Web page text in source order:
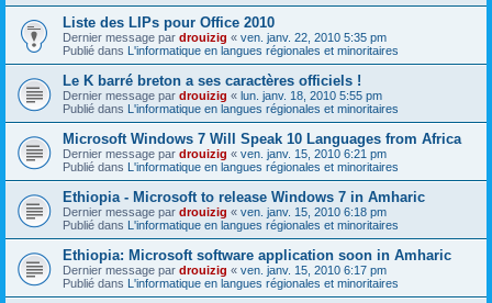
Liste des LIPs pour Office 2010
Dernier message par drouizig « ven. janv. 22, 2010 5:35 pm
Publié dans L'informatique en langues régionales et minoritaires
Le K barré breton a ses caractères officiels !
Dernier message par drouizig « lun. janv. 18, 2010 5:55 pm
Publié dans L'informatique en langues régionales et minoritaires
Microsoft Windows 7 Will Speak 10 Languages from Africa
Dernier message par drouizig « ven. janv. 15, 2010 6:21 pm
Publié dans L'informatique en langues régionales et minoritaires
Ethiopia - Microsoft to release Windows 7 in Amharic
Dernier message par drouizig « ven. janv. 15, 2010 6:18 pm
Publié dans L'informatique en langues régionales et minoritaires
Ethiopia: Microsoft software application soon in Amharic
Dernier message par drouizig « ven. janv. 15, 2010 6:17 pm
Publié dans L'informatique en langues régionales et minoritaires